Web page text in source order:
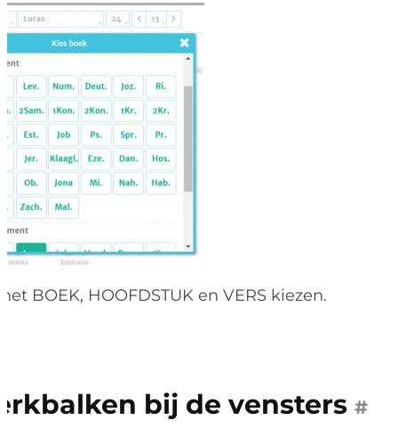
BOEK, HOOFDSTUK en VERS kiezen.
bij de vensters #